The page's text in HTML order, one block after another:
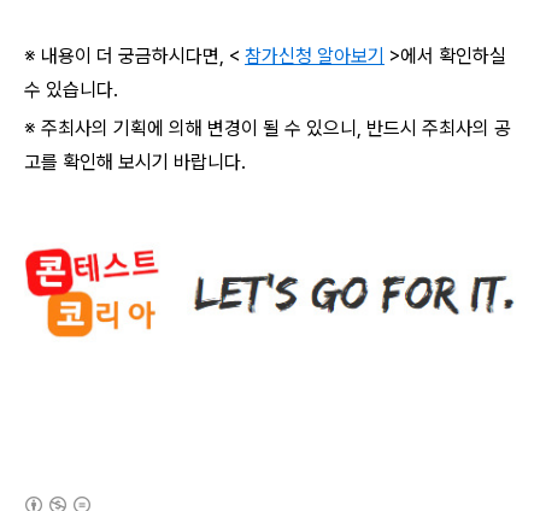
※ 내용이 더 궁금하시다면, < 참가신청 알아보기 >에서 확인하실
수 있습니다.
※ 주최사의 기획에 의해 변경이 될 수 있으니, 반드시 주최사의 공
고를 확인해 보시기 바랍니다.